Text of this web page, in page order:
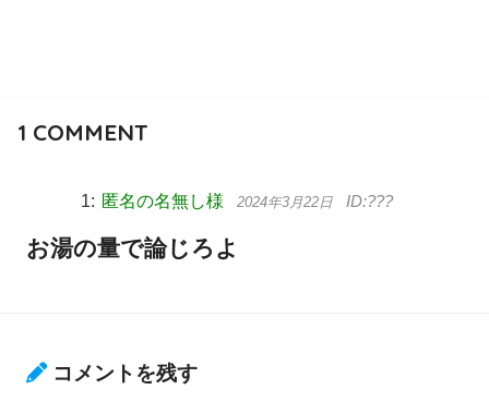
1 COMMENT
匿名の名無し様 2024年3月22日
お湯の量で論じろよ
コメントを残す